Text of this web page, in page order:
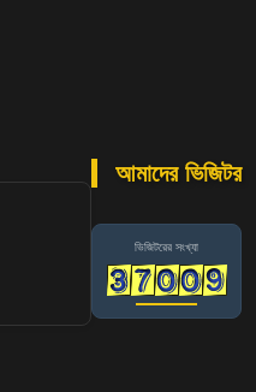
আমাদের ভিজিটর
ভিজিটরের সংখ্যা